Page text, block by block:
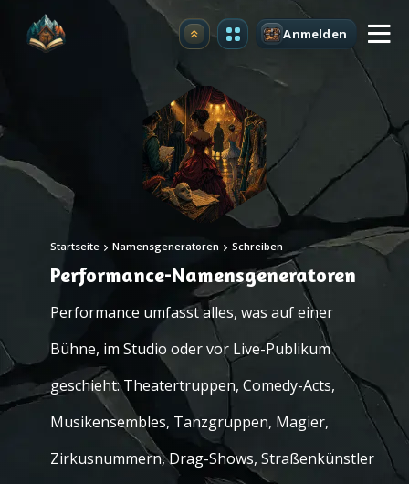
Upgrade Anmelden
Startseite Namensgeneratoren Schreiben
Performance-Namensgeneratoren
Performance umfasst alles, was auf einer
Bühne, im Studio oder vor Live-Publikum
geschieht: Theatertruppen, Comedy-Acts,
Musikensembles, Tanzgruppen, Magier,
Zirkusnummern, Drag-Shows, Straßenkünstler